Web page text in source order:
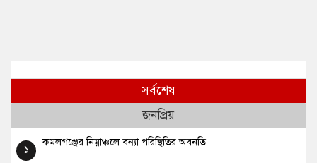
সর্বশেষ
জনপ্রিয়
১
কমলগঞ্জের নিম্নাঞ্চলে বন্যা পরিস্থিতির অবনতি